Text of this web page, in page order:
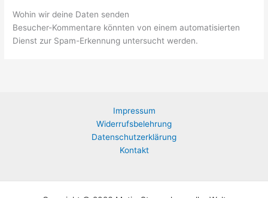
Wohin wir deine Daten senden
Besucher-Kommentare könnten von einem automatisierten
Dienst zur Spam-Erkennung untersucht werden.
Impressum
Widerrufsbelehrung
Datenschutzerklärung
Kontakt